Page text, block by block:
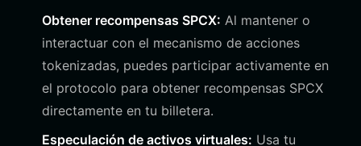
Obtener recompensas SPCX: Al mantener o
interactuar con el mecanismo de acciones
tokenizadas, puedes participar activamente en
el protocolo para obtener recompensas SPCX
directamente en tu billetera.
Especulación de activos virtuales: Usa tu